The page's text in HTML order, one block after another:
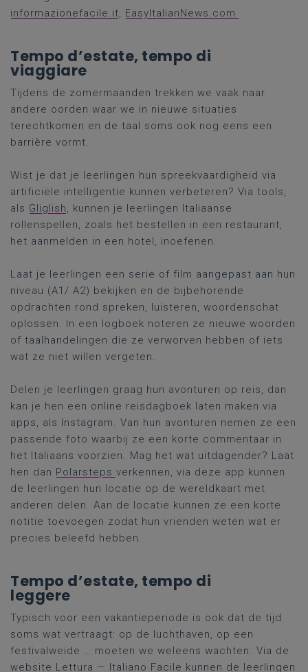
informazionefacile.it, EasyItalianNews.com
Tempo d’estate, tempo di
viaggiare
Tijdens de zomermaanden trekken we vaak naar
andere oorden waar we in nieuwe situaties
terechtkomen en de taal soms ook nog eens een
barrière vormt.
Wist je dat je leerlingen hun spreekvaardigheid via
artificiële intelligentie kunnen verbeteren? Via tools,
als Gliglish, kunnen je leerlingen Italiaanse
rollenspellen, zoals het bestellen in een restaurant,
het aanmelden in een hotel, inoefenen.
Laat je leerlingen een serie of film aangepast aan hun
niveau (A1/ A2) bekijken en de bijbehorende
opdrachten rond spreken, luisteren, woordenschat
oplossen. In een logboek noteren ze nieuwe woorden
of taalhandelingen die ze verworven hebben of iets
wat ze niet willen vergeten.
Delen je leerlingen graag hun avonturen op reis, dan
kan je hen een online reisdagboek laten maken via
apps, als Instagram. Van hun avonturen nemen ze een
passende foto waarbij ze een korte commentaar in
het Italiaans voorzien. Mag het wat uitdagender? Laat
hen dan Polarsteps verkennen, via deze app kunnen
de leerlingen hun locatie op de wereldkaart met
anderen delen. Aan de locatie kunnen ze een korte
notitie toevoegen zodat hun vrienden weten wat er
precies beleefd hebben.
Tempo d’estate, tempo di
leggere
Typisch voor een vakantieperiode is ook dat de tijd
soms wat vertraagt: op de luchthaven, op een
festivalweide … moeten we weleens wachten. Via de
website Lettura — Italiano Facile kunnen de leerlingen